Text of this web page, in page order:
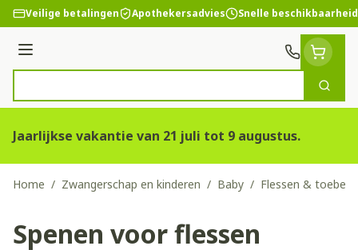
Ga naar de inhoud
Veilige betalingen Apothekersadvies Snelle beschikbaarheid
Menu
Zoek
Jaarlijkse vakantie van 21 juli tot 9 augustus.
Home / Zwangerschap en kinderen / Baby / Flessen &
Spenen voor flessen